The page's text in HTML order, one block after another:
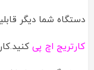
دستگاه شما دیگر
کارتریج اچ پی